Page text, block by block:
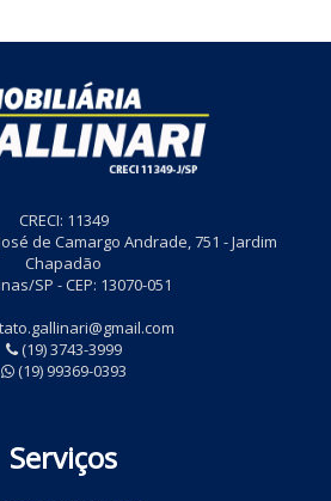
CRECI: 11349
de Camargo Andrade, 751 - Jardim
Chapadão
SP - CEP: 13070-051
(19) 3743-3999
(19) 99369-0393
Serviços